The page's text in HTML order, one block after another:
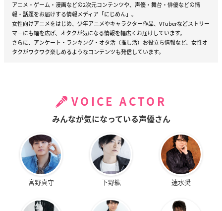
アニメ・ゲーム・漫画などの2次元コンテンツや、声優・舞台・俳優などの情
報・話題をお届けする情報メディア「にじめん」。
女性向けアニメをはじめ、少年アニメやキャラクター作品、VTuberなどストリー
マーにも幅を広げ、オタクが気になる情報を幅広くお届けしています。
さらに、アンケート・ランキング・オタ活（推し活）お役立ち情報など、女性オ
タクがワクワク楽しめるようなコンテンツも発信しています。
VOICE ACTOR
みんなが気になっている声優さん
宮野真守 下野紘 速水奨